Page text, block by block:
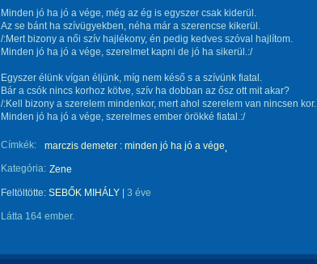
Minden jó ha jó a vége, még az ég is egyszer csak kiderül.
Az se bánt ha szívügyekben, néha már a szerencse kikerül.
/:Mert bizony a női szív hajlékony, én pedig kedves szóval hajlítom.
Minden jó ha jó a vége, szerelmet kapni de jó ha sikerül.:/
Egyszer élünk vígan éljünk, míg nem késő s a szívünk fiatal.
Bár a csók nincs korhoz kötve, szív ha dobban az ősz ott mit akar?
/:Kell bizony a szerelem mindenkor, mert ahol szerelem van nincsen kor.
Minden jó ha jó a vége, szerelmes ember örökké fiatal.:/
Címkék:
marczis demeter : minden jó ha jó a vége
Kategória: Zene
Feltöltötte: SEBŐK MIHÁLY 3 éve
Látta 164 ember.